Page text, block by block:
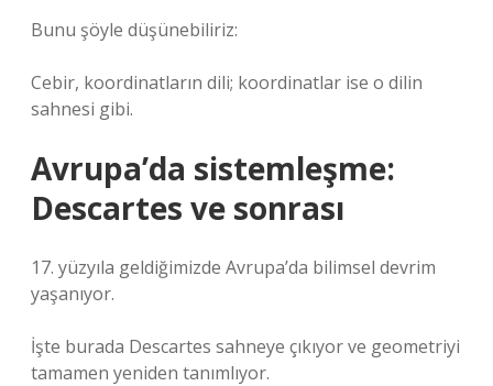
Bunu şöyle düşünebiliriz:
Cebir, koordinatların dili; koordinatlar ise o dilin
sahnesi gibi.
Avrupa’da sistemleşme:
Descartes ve sonrası
17. yüzyıla geldiğimizde Avrupa’da bilimsel devrim
yaşanıyor.
İşte burada Descartes sahneye çıkıyor ve geometriyi
tamamen yeniden tanımlıyor.